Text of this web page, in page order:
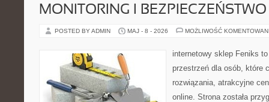
MONITORING I
POSTED BY ADMIN MAJ - 8 - 2026 MOŻLIWOŚĆ
internetowy sklep Feniks
przestrzeń dla osób, które
rozwiązania, atrakcyjne
online. Strona została